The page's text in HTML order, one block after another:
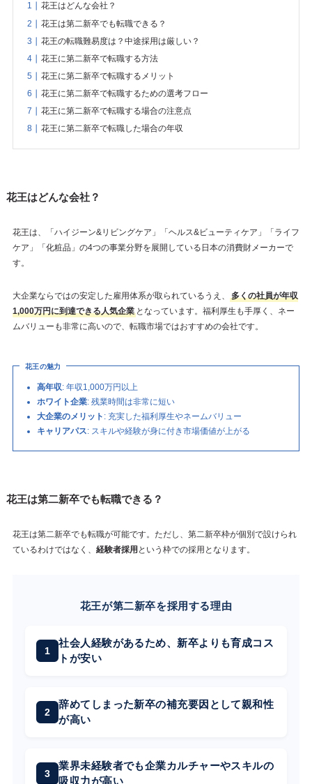
花王はどんな会社？
花王は第二新卒でも転職できる？
花王の転職難易度は？中途採用は厳しい？
花王に第二新卒で転職する方法
花王に第二新卒で転職するメリット
花王に第二新卒で転職するための選考フロー
花王に第二新卒で転職する場合の注意点
花王に第二新卒で転職した場合の年収
花王はどんな会社？
花王は、「ハイジーン&リビングケア」「ヘルス&ビューティケア」「ライフ
ケア」「化粧品」の4つの事業分野を展開している日本の消費財メーカーで
す。
大企業ならではの安定した雇用体系が取られているうえ、
多くの社員が年収
1,000万円に到達できる人気企業となっています。福利厚生も手厚く、ネー
ムバリューも非常に高いので、転職市場ではおすすめの会社です。
花王の魅力
高年収: 年収1,000万円以上
ホワイト企業: 残業時間は非常に短い
大企業のメリット : 充実した福利厚生やネームバリュー
キャリアパス: スキルや経験が身に付き市場価値が上がる
花王は第二新卒でも転職できる？
花王は第二新卒でも転職が可能です。ただし、第二新卒枠が個別で設けられ
ているわけではなく、 経験者採用 という枠での採用となります。
花王が第二新卒を採用する理由
社会人経験があるため、新卒よりも育成コス
トが安い
辞めてしまった新卒の補充要因として親和性
が高い
業界未経験者でも企業カルチャーやスキルの
吸収力が高い